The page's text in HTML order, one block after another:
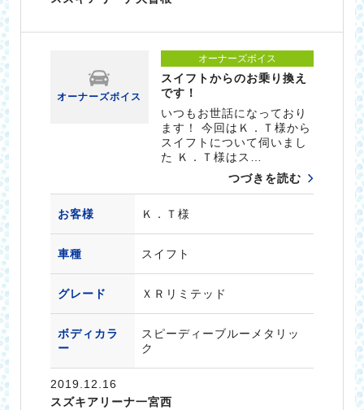
オーナーズボイス
オーナーズボイス
スイフトからのお乗り換え
です！
いつもお世話になっており
ます！ 今回はＫ．Ｔ様から
スイフトについて伺いまし
た Ｋ．Ｔ様はス…
つづきを読む
お客様 Ｋ．Ｔ様
車種 スイフト
グレード ＸＲリミテッド
ボディカラ
ー
スピーディーブルーメタリッ
ク
2019.12.16
スズキアリーナ一宮西